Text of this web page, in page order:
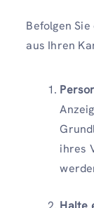
Befolgen
aus Ihren
ihres